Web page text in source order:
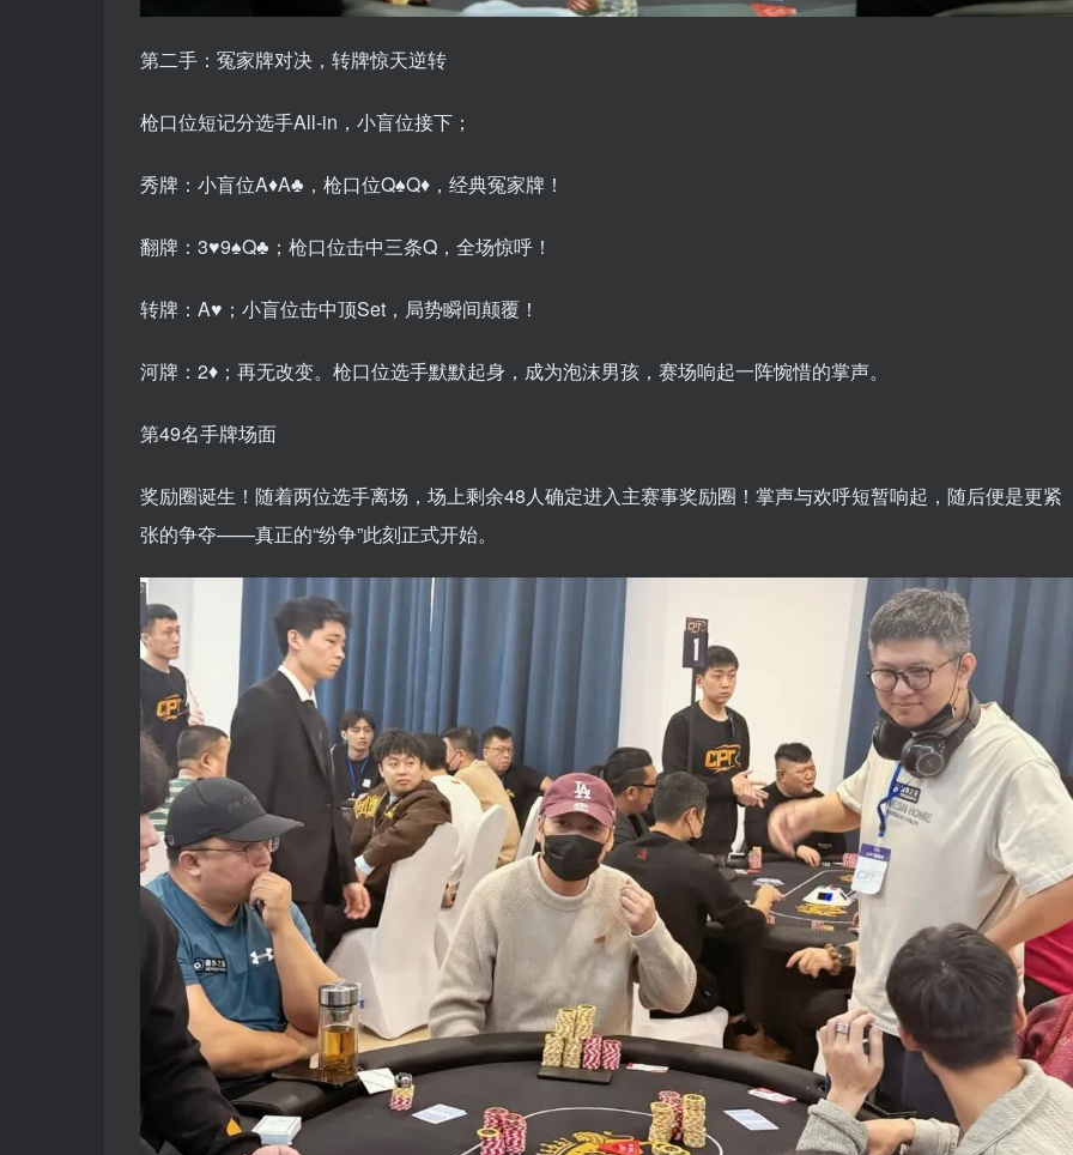
第二手：冤家牌对决，转牌惊天逆转
枪口位短记分选手All-in，小盲位接下；
秀牌：小盲位A♦️A♣️，枪口位Q♠️Q♦️，经典冤家牌！
翻牌：3♥️9♠️Q♣️；枪口位击中三条Q，全场惊呼！
转牌：A♥️；小盲位击中顶Set，局势瞬间颠覆！
河牌：2♦️；再无改变。枪口位选手默默起身，成为泡沫男孩，赛场响起一阵惋惜的掌声。
第49名手牌场面
奖励圈诞生！随着两位选手离场，场上剩余48人确定进入主赛事奖励圈！掌声与欢呼短暂响起，随后便是更紧
张的争夺——真正的“纷争”此刻正式开始。